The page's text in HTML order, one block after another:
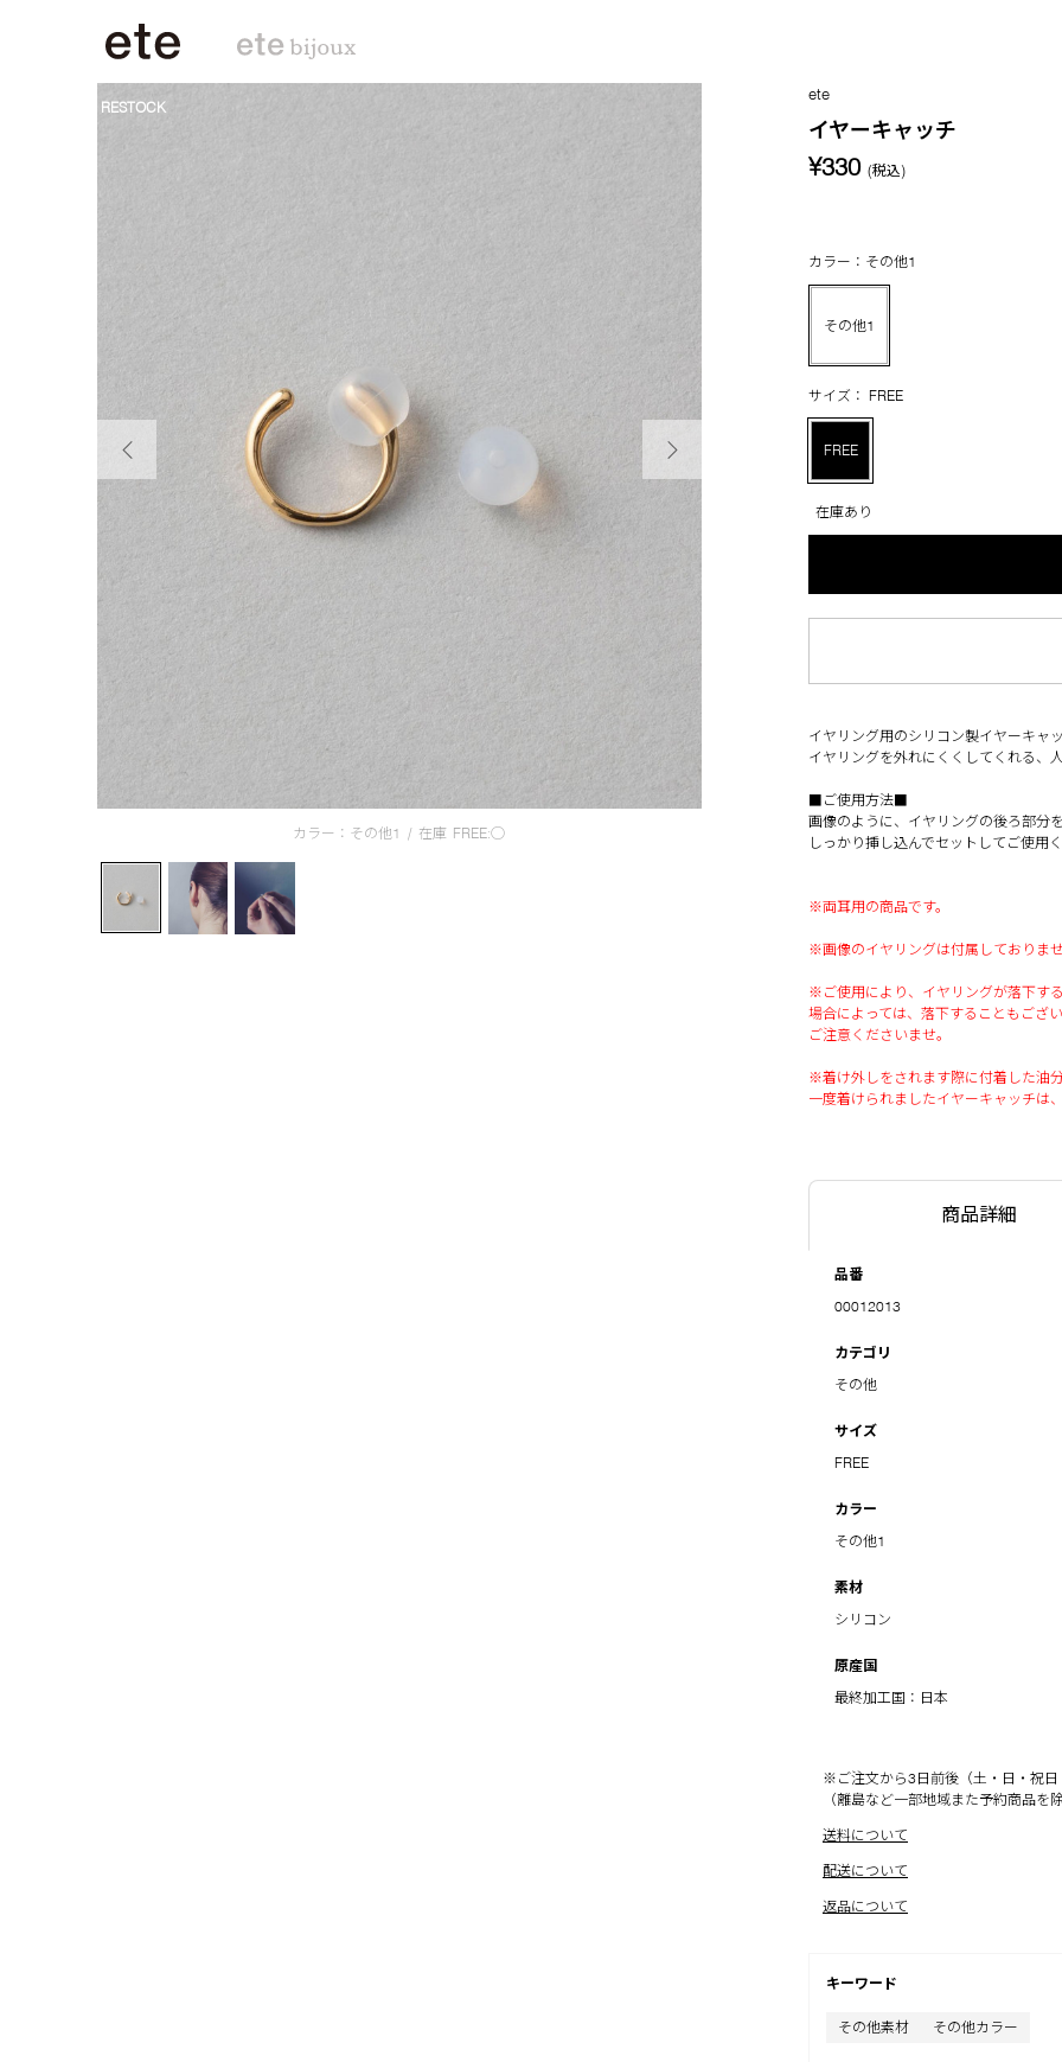
カラー：その他1 / 在庫 FREE:◯
RESTOCK
ete
イヤーキャッチ
¥330 (税込)
カラー：その他1
その他1
サイズ： FREE
FREE
在庫あり
イヤリング用のシリコン製イヤーキャ
イヤリングを外れにくくしてくれる、
■ご使用方法■
画像のように、イヤリングの後ろ部分
しっかり挿し込んでセットしてご使用
※両耳用の商品です。
※画像のイヤリングは付属しておりま
※ご使用により、イヤリングが落下す
場合によっては、落下することもござ
ご注意くださいませ。
※着け外しをされます際に付着した油
一度着けられましたイヤーキャッチは
商品詳細
品番
00012013
カテゴリ
その他
サイズ
FREE
カラー
その他1
素材
シリコン
原産国
最終加工国：日本
※ご注文から3日前後（土・日・祝
（離島など一部地域また予約商品を
送料について
配送について
返品について
キーワード
その他素材 その他カラー